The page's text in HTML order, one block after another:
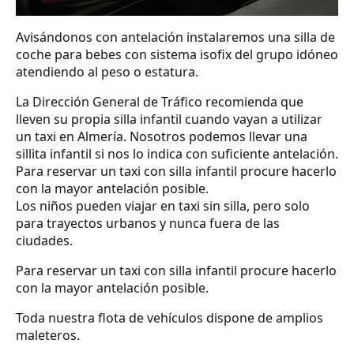
Avisándonos con antelación instalaremos una silla de
coche para bebes con sistema isofix del grupo idóneo
atendiendo al peso o estatura.
La Dirección General de Tráfico recomienda que
lleven su propia silla infantil cuando vayan a utilizar
un taxi en Almería. Nosotros podemos llevar una
sillita infantil si nos lo indica con suficiente antelación.
Para reservar un taxi con silla infantil procure hacerlo
con la mayor antelación posible.
Los niños pueden viajar en taxi sin silla, pero solo
para trayectos urbanos y nunca fuera de las
ciudades.
Para reservar un taxi con silla infantil procure hacerlo
con la mayor antelación posible.
Toda nuestra flota de vehículos dispone de amplios
maleteros.